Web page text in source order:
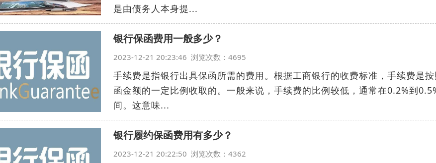
是由债务人本身提...
银行保函费用一般多少？
2023-12-21 20:23:46 浏览次数：4695
手续费是指银行出具保函所需的费用。根据工商银行的收费标准，手续费是
函金额的一定比例收取的。一般来说，手续费的比例较低，通常在0.2%到
间。这意味...
银行履约保函费用有多少？
2023-12-21 20:22:50 浏览次数：4362